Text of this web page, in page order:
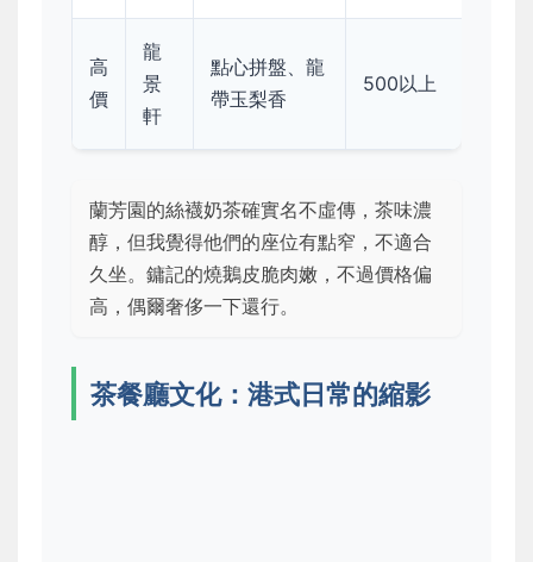
高
價
龍
景
軒
點心拼盤、龍
帶玉梨香
500以上
蘭芳園的絲襪奶茶確實名不虛傳，茶味濃
醇，但我覺得他們的座位有點窄，不適合
久坐。鏞記的燒鵝皮脆肉嫩，不過價格偏
高，偶爾奢侈一下還行。
茶餐廳文化：港式日常的縮影